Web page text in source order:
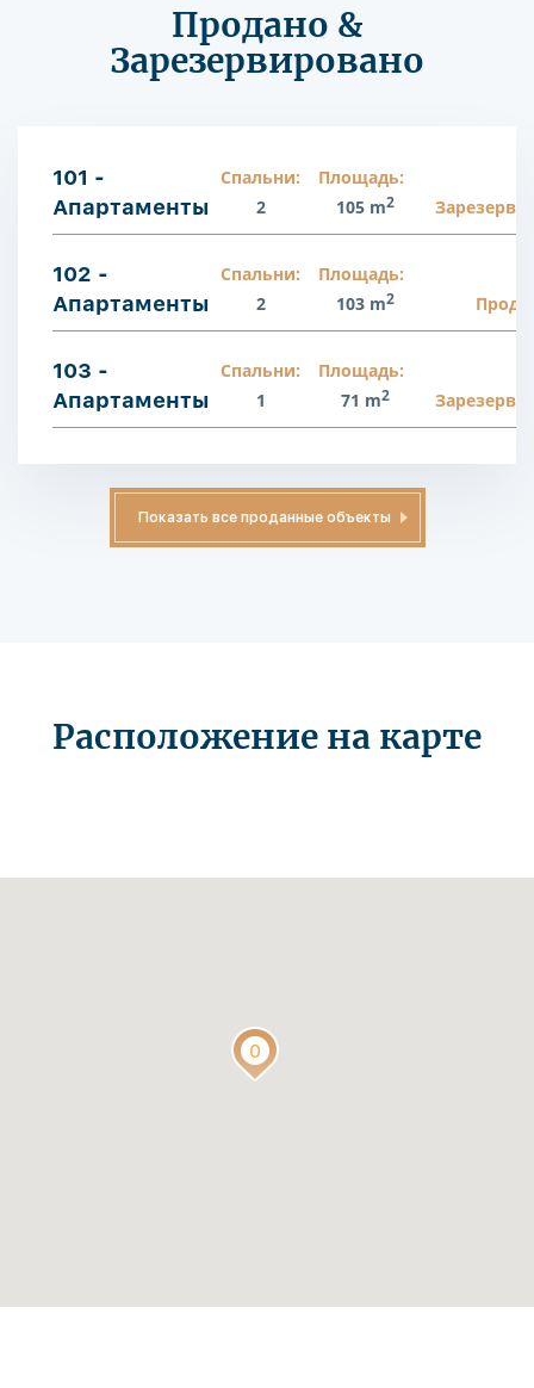
Продано &
Зарезервировано
101 -
Апартаменты
Спальни:
2
Площадь:
105 m2
102 -
Апартаменты
Спальни:
2
Площадь:
103 m2
103 -
Апартаменты
Спальни:
1
Площадь:
71 m2
Показать все проданные объекты
Расположение на карте